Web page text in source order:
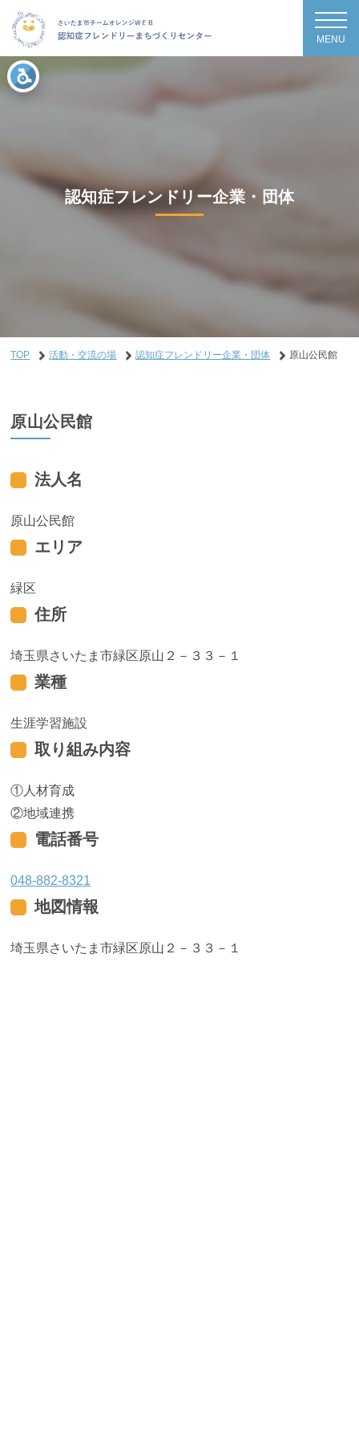
MENU
認知症フレンドリー企業・団体
TOP 活動・交流の場 認知症フレンドリー企業・団体 原山公民館
原山公民館
法人名
原山公民館
エリア
緑区
住所
埼玉県さいたま市緑区原山２－３３－１
業種
生涯学習施設
取り組み内容
人材育成
地域連携
電話番号
048-882-8321
地図情報
埼玉県さいたま市緑区原山２－３３－１